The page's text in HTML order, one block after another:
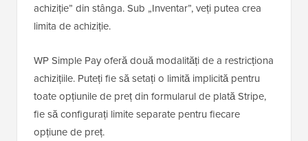
achiziție” din stânga. Sub „Inventar”, veți putea crea
limita de achiziție.
WP Simple Pay oferă două modalități de a restricționa
achizițiile. Puteți fie să setați o limită implicită pentru
toate opțiunile de preț din formularul de plată Stripe,
fie să configurați limite separate pentru fiecare
opțiune de preț.